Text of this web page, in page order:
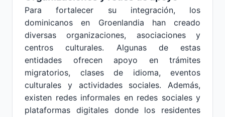
Para fortalecer su integración, los
dominicanos en Groenlandia han creado
diversas organizaciones, asociaciones y
centros culturales. Algunas de estas
entidades ofrecen apoyo en trámites
migratorios, clases de idioma, eventos
culturales y actividades sociales. Además,
existen redes informales en redes sociales y
plataformas digitales donde los residentes